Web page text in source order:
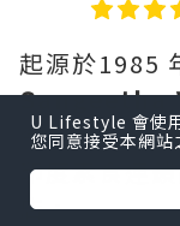
起源於1985
Sangeetha
今已有超過
印度素食連
店，
U Lifestyle 會使
您同意接受本網站